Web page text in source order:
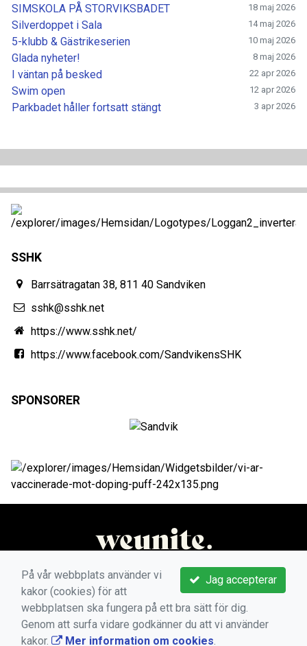
SIMSKOLA PÅ STORVIKSBADET 18 maj 2026
Silverdoppet i Sala 14 maj 2026
5-klubb & Gästrikeserien 10 maj 2026
Glada nyheter! 8 maj 2026
I väntan på besked 22 apr 2026
Swim open 12 apr 2026
Parkbadet håller fortsatt stängt 3 apr 2026
SSHK
Barrsätragatan 38, 811 40 Sandviken
sshk@sshk.net
https://www.sshk.net/
https://www.facebook.com/SandvikensSHK
SPONSORER
Jag accepterar
På vår webbplats använder vi
kakor (cookies) för att
webbplatsen ska fungera på ett bra sätt för dig.
Genom att surfa vidare godkänner du att vi använder
kakor.
Mer information om cookies.